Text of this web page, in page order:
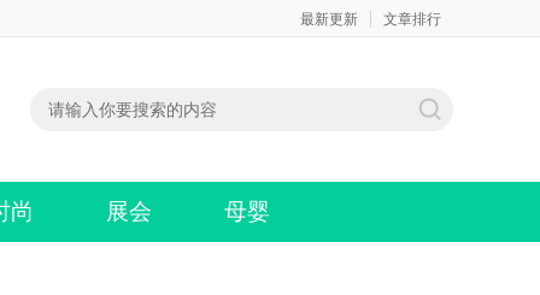
最新更新 文章排行
尚 展会 母婴